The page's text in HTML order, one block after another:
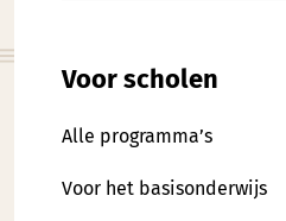
Voor scholen
Alle programma’s
Voor het basisonderwijs